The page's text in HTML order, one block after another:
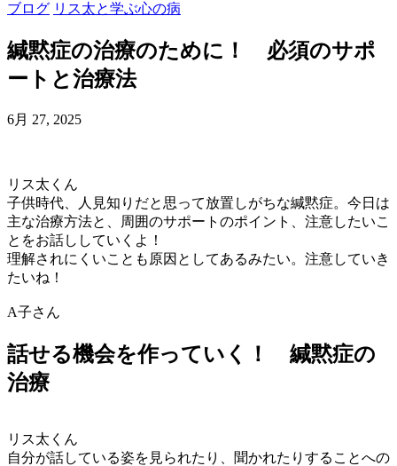
ブログ リス太と学ぶ心の病
緘黙症の治療のために！ 必須のサポ
ートと治療法
6月 27, 2025
リス太くん
子供時代、人見知りだと思って放置しがちな緘黙症。今日は
主な治療方法と、周囲のサポートのポイント、注意したいこ
とをお話ししていくよ！
理解されにくいことも原因としてあるみたい。注意していき
たいね！
A子さん
話せる機会を作っていく！ 緘黙症の
治療
リス太くん
自分が話している姿を見られたり、聞かれたりすることへの